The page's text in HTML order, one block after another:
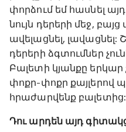
փորձում եմ հասնել
նույն դերերի մեջ,
ավելացնել,
դերերի ձգտումներ
Բալետի կյանքը երկար
փոքր-փոքր քայլերով
հրաժարվենք բալետից:
Դու արդեն այդ